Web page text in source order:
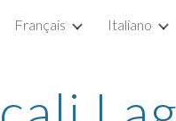
Skip to
Français Italiano